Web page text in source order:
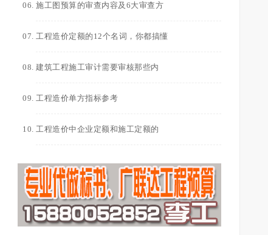
施工图预算的审查内容及6大审查方
工程造价定额的12个名词，你都搞懂
建筑工程施工审计需要审核那些内
工程造价单方指标参考
工程造价中企业定额和施工定额的